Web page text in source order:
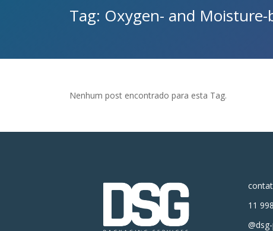
Tag: Oxygen- and
Nenhum post encontrado para esta Tag.
11